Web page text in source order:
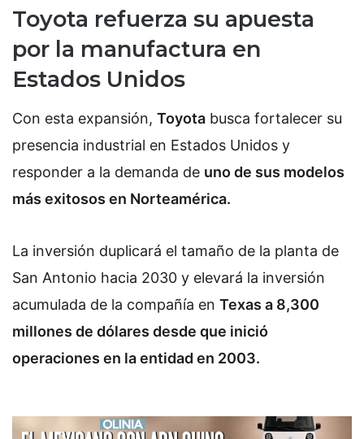
Toyota refuerza su apuesta
por la manufactura en
Estados Unidos
Con esta expansión, Toyota busca fortalecer su
presencia industrial en Estados Unidos y
responder a la demanda de uno de sus modelos
más exitosos en Norteamérica.
La inversión duplicará el tamaño de la planta de
San Antonio hacia 2030 y elevará la inversión
acumulada de la compañía en Texas a 8,300
millones de dólares desde que inició
operaciones en la entidad en 2003.